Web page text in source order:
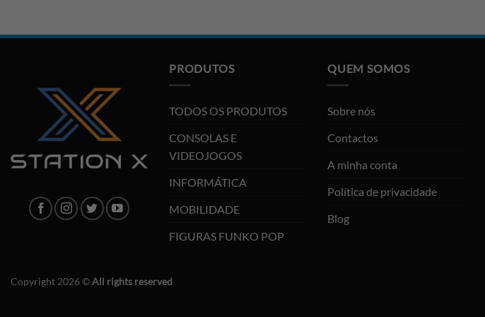
PRODUTOS
TODOS OS PRODUTOS
CONSOLAS E
VIDEOJOGOS
INFORMÁTICA
MOBILIDADE
FIGURAS FUNKO POP
QUEM SOMOS
Sobre nós
Contactos
A minha conta
Política de privacidade
Blog
Copyright 2026 ©All rights reserved